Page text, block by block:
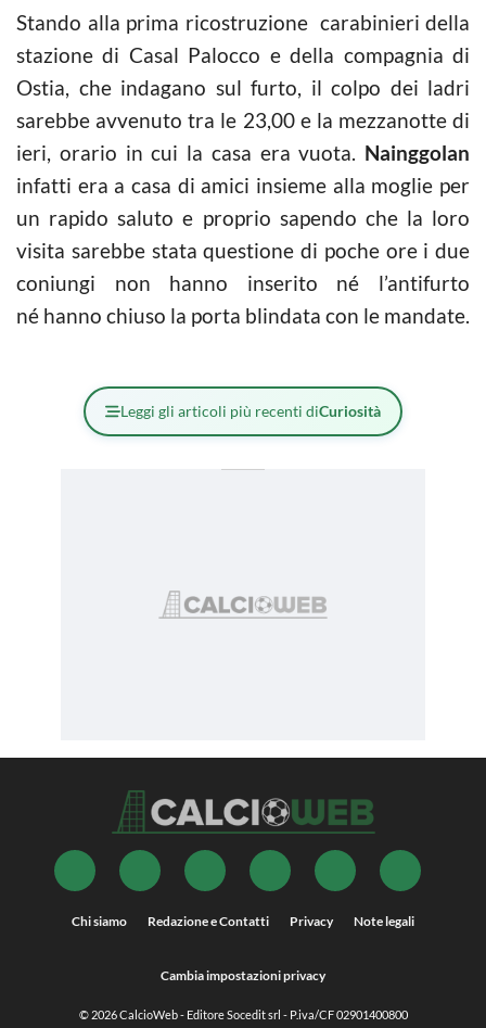
Stando alla prima ricostruzione carabinieri della
stazione di Casal Palocco e della compagnia di
Ostia, che indagano sul furto, il colpo dei ladri
sarebbe avvenuto tra le 23,00 e la mezzanotte di
ieri, orario in cui la casa era vuota. Nainggolan
infatti era a casa di amici insieme alla moglie per
un rapido saluto e proprio sapendo che la loro
visita sarebbe stata questione di poche ore i due
coniungi non hanno inserito né l’antifurto
né hanno chiuso la porta blindata con le mandate.
Leggi gli articoli più recenti diCuriosità
Chi siamo Redazione e Contatti Privacy Note legali
Cambia impostazioni privacy
© 2026CalcioWeb- Editore Socedit srl - P.iva/CF 02901400800